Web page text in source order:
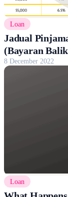
Loan
Jadual
(Bayaran
8 December 2022
Loan